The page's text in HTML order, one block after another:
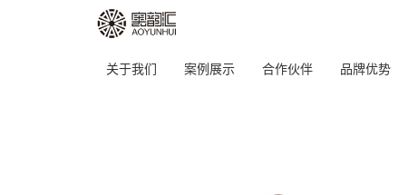
关于我们 案例展示 合作伙伴 品牌优势